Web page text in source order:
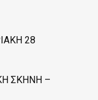
28
ΣΚΗΝΗ –